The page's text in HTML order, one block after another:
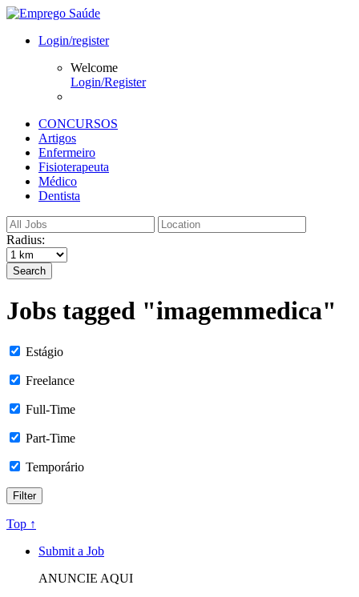
Login/register
Welcome
Login/Register
CONCURSOS
Artigos
Enfermeiro
Fisioterapeuta
Médico
Dentista
Radius:
Search
Jobs tagged "imagemmedica"
Estágio
Freelance
Full-Time
Part-Time
Temporário
Top ↑
Submit a Job
ANUNCIE AQUI